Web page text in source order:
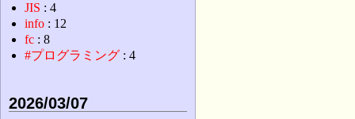
JIS : 4
info : 12
fc : 8
#プログラミング : 4
2026/03/07